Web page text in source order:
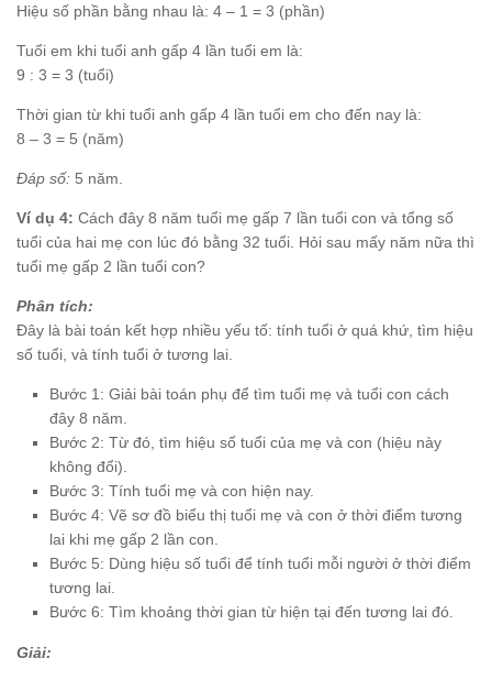
Hiệu số phần bằng nhau là: 4 – 1 = 3 (phần)
Tuổi em khi tuổi anh gấp 4 lần tuổi em là:
9 : 3 = 3 (tuổi)
Thời gian từ khi tuổi anh gấp 4 lần tuổi em cho đến nay là:
8 – 3 = 5 (năm)
Đáp số: 5 năm.
Ví dụ 4: Cách đây 8 năm tuổi mẹ gấp 7 lần tuổi con và tổng số
tuổi của hai mẹ con lúc đó bằng 32 tuổi. Hỏi sau mấy năm nữa thì
tuổi mẹ gấp 2 lần tuổi con?
Phân tích:
Đây là bài toán kết hợp nhiều yếu tố: tính tuổi ở quá khứ, tìm hiệu
số tuổi, và tính tuổi ở tương lai.
Bước 1: Giải bài toán phụ để tìm tuổi mẹ và tuổi con cách
đây 8 năm.
Bước 2: Từ đó, tìm hiệu số tuổi của mẹ và con (hiệu này
không đổi).
Bước 3: Tính tuổi mẹ và con hiện nay.
Bước 4: Vẽ sơ đồ biểu thị tuổi mẹ và con ở thời điểm tương
lai khi mẹ gấp 2 lần con.
Bước 5: Dùng hiệu số tuổi để tính tuổi mỗi người ở thời điểm
tương lai.
Bước 6: Tìm khoảng thời gian từ hiện tại đến tương lai đó.
Giải: